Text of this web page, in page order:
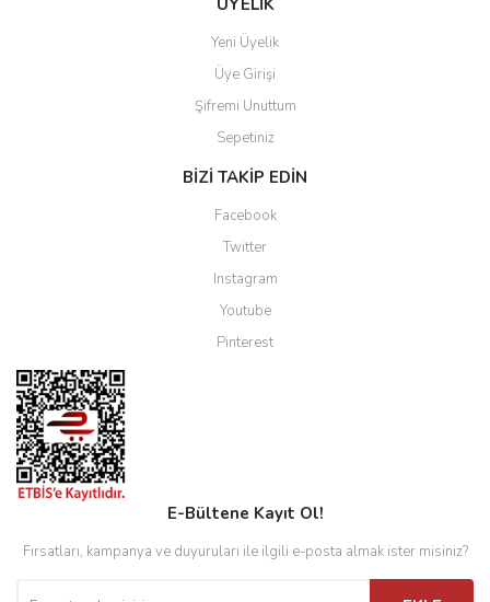
ÜYELİK
Yeni Üyelik
Üye Girişi
Şifremi Unuttum
Sepetiniz
BİZİ TAKİP EDİN
Facebook
Twitter
Instagram
Youtube
Pinterest
E-Bültene Kayıt Ol!
Fırsatları, kampanya ve duyuruları ile ilgili e-posta almak ister misiniz?